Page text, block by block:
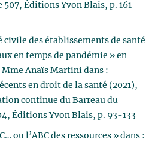
507, Éditions Yvon Blais, p. 161-
civile des établissements de santé
en temps de pandémie » en
Anaïs Martini dans :
en droit de la santé (2021),
continue du Barreau du
Éditions Yvon Blais, p. 93-133
ou l’ABC des ressources » dans :